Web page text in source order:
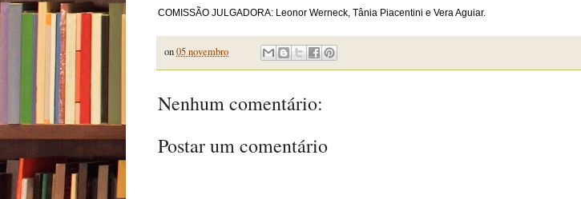
COMISSÃO JULGADORA: Leonor Werneck, Tânia Piacentini e Vera Aguiar.
on05 novembro
Nenhum comentário:
Postar um comentário